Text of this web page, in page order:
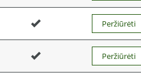
Peržiūrėti
Peržiūrėti